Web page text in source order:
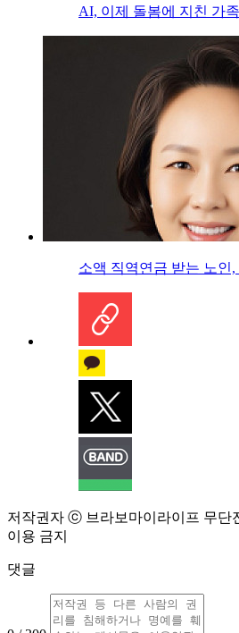
AI, 이제 돌봄에 지친 가
소액 직역연금 받는 노인
저작권자 ⓒ 브라보마이라이프 무단
이용 금지
댓글